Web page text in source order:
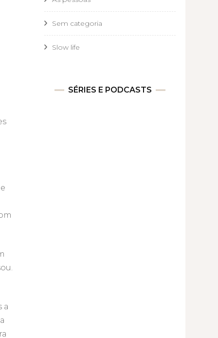
a
Sem categoria
Slow life
SÉRIES E PODCASTS